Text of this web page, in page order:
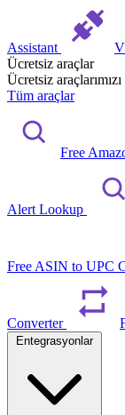
Assistant
Ücretsiz araçlar
Ücretsiz
Tüm araçlar
Free
Alert Lookup
Free ASIN to UPC
Converter
Entegrasyonlar